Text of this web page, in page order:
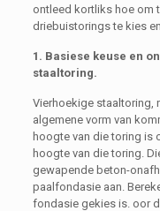
ontleed kortliks hoe om
driebuistorings te kies
1. Basiese keuse en
staaltoring.
Vierhoekige staaltoring,
algemene vorm van
hoogte van die toring is
hoogte van die toring.
gewapende beton-
paalfondasie aan.
fondasie gekies is. oor